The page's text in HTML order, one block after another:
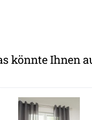
könnte Ihnen